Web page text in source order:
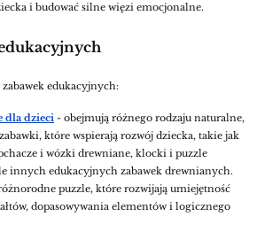
i budować silne więzi emocjonalne.
edukacyjnych:
dla dzieci - obejmują różnego rodzaju naturalne,
które wspierają rozwój dziecka, takie jak
i wózki drewniane, klocki i puzzle
innych edukacyjnych zabawek drewnianych.
puzzle, które rozwijają umiejętność
dopasowywania elementów i logicznego